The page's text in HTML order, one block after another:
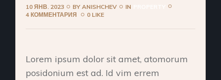
10 ЯНВ. 2023 BYANISHCHEV IN
4 КОММЕНТАРИЯ
0 LIKE
Lorem ipsum dolor sit amet, atomorum
posidonium est ad. Id vim errem